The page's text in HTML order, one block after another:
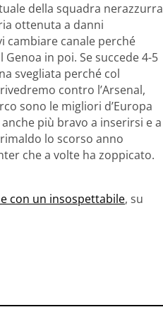
della squadra nerazzurra
ottenuta a danni
cambiare canale perché
in poi. Se succede 4-5
svegliata perché col
contro l’Arsenal,
sono le migliori d’Europa
più bravo a inserirsi e a
lo scorso anno
che a volte ha zoppicato.
con un insospettabile, su